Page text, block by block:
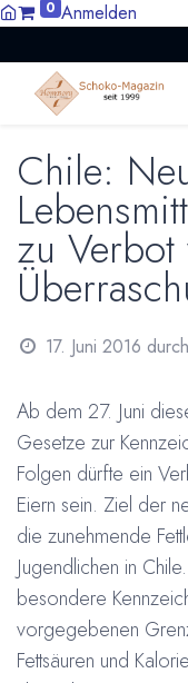
0 Anmelden
Chile:
zu Verbot
17. Juni 2016 durch
Ab dem 27. Juni
Gesetze zur
Folgen dürfte ein
Eiern sein. Ziel der
die zunehmende
Jugendlichen in
besondere
vorgegebenen
Fettsäuren und